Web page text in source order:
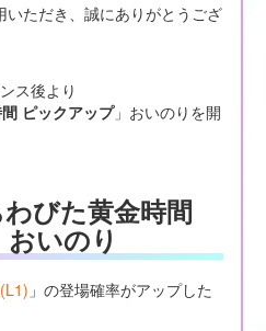
いただき、誠にありがとうござ
ス後より
ピックアップ」おいのりを開
びた黄金時間
いのり
」の登場確率がアップした